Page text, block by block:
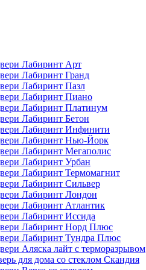
Лабиринт Арт
Лабиринт Гранд
Лабиринт Пазл
Лабиринт Пиано
Лабиринт Платинум
Лабиринт Бетон
Лабиринт Инфинити
Лабиринт Нью-Йорк
Лабиринт Мегаполис
Лабиринт Урбан
Лабиринт Термомагнит
Лабиринт Сильвер
Лабиринт Лондон
Лабиринт Атлантик
Лабиринт Иссида
Лабиринт Норд Плюс
Лабиринт Тундра Плюс
Аляска лайт с терморазрывом
для дома со стеклом Скандия